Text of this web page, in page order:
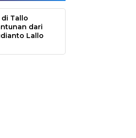
Tallo
dari
Lallo